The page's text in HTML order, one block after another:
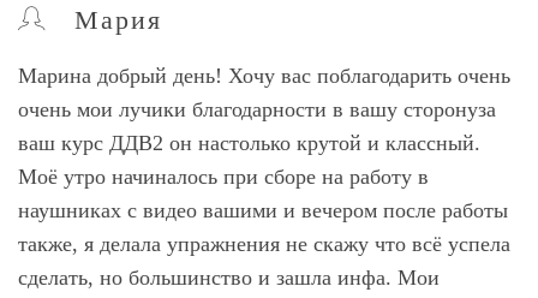
Мария
Марина добрый день! Хочу вас поблагодарить очень
очень мои лучики благодарности в вашу сторонуза
ваш курс ДДВ2 он настолько крутой и классный.
Моё утро начиналось при сборе на работу в
наушниках с видео вашими и вечером после работы
также, я делала упражнения не скажу что всё успела
сделать, но большинство и зашла инфа. Мои